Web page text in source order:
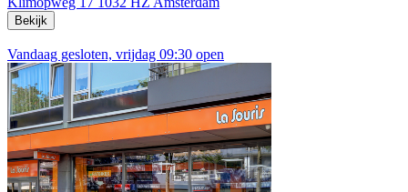
Bekijk
Vandaag gesloten, vrijdag 09:30 open